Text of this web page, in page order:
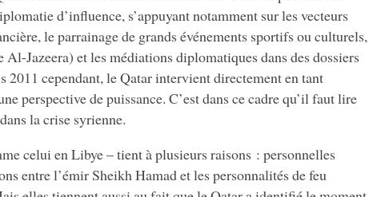
d’influence, s’appuyant notamment sur les vecteurs
le parrainage de grands événements sportifs ou culturels,
Al-Jazeera) et les médiations diplomatiques dans des dossiers
2011 cependant, le Qatar intervient directement en tant
perspective de puissance. C’est dans ce cadre qu’il faut lire
la crise syrienne.
celui en Libye – tient à plusieurs raisons : personnelles
entre l’émir Sheikh Hamad et les personnalités de feu